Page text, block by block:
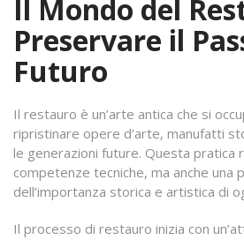
Il Mondo del
Preservare il
Futuro
Il restauro è un’arte antica che si
ripristinare opere d’arte, manufatti
le generazioni future. Questa pratica
competenze tecniche, ma anche una
dell’importanza storica e artistica di
Il processo di restauro inizia con